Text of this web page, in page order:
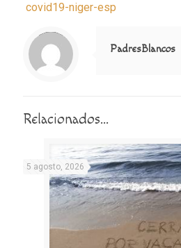
covid19-niger-esp
Notice
: Trying to access array offset on value of type null in
/home/misioner/public_html/padresblancos/themes/betheme/includes/content-single.php
on line
286
PadresBlancos
Relacionados...
5 agosto, 2026